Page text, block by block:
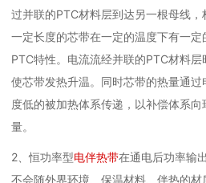
过并联的PTC材料层到达另一根母线，
一定长度的芯带在一定的温度下有一定
PTC特性。电流流经并联的PTC材料层
使芯带发热升温。同时芯带的热量通过
度低的被加热体系传递，以补偿体系
量。
2、恒功率型电伴热带在通电后功率输
不会随外界环境、保温材料、伴热的材